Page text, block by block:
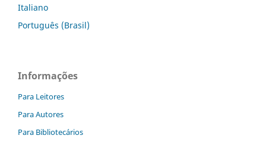
Italiano
Português (Brasil)
Informações
Para Leitores
Para Autores
Para Bibliotecários